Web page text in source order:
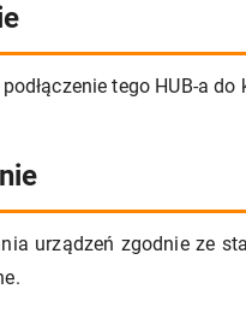
tego HUB-a
urządzeń zgodnie ze